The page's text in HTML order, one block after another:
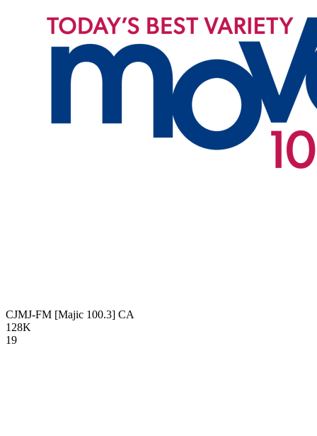
CJMJ-FM [Majic 100.3] CA
128K
19